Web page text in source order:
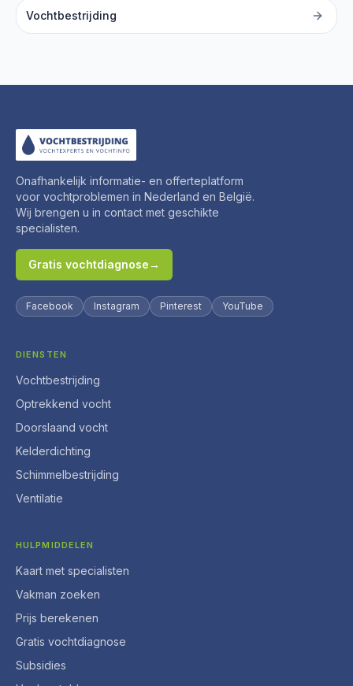
Vochtbestrijding
Onafhankelijk informatie- en offerteplatform
voor vochtproblemen in Nederland en België.
Wij brengen u in contact met geschikte
specialisten.
Gratis vochtdiagnose→
Facebook Instagram Pinterest YouTube
DIENSTEN
Vochtbestrijding
Optrekkend vocht
Doorslaand vocht
Kelderdichting
Schimmelbestrijding
Ventilatie
HULPMIDDELEN
Kaart met specialisten
Vakman zoeken
Prijs berekenen
Gratis vochtdiagnose
Subsidies